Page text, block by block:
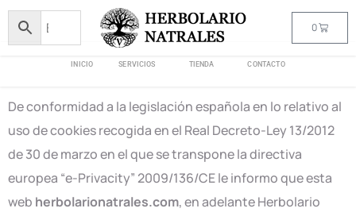
0
INICIO SERVICIOS TIENDA CONTACTO
De conformidad a la legislación española en lo relativo al
uso de cookies recogida en el Real Decreto-Ley 13/2012
de 30 de marzo en el que se transpone la directiva
europea “e-Privacity” 2009/136/CE le informo que esta
web herbolarionatrales.com, en adelante Herbolario